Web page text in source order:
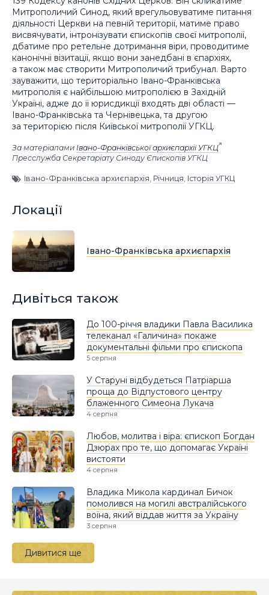
Митрополичий Синод, який врегульовуватиме питання
діяльності Церкви на певній території, матиме право
висвячувати, інтронізувати єпископів своєї митрополії,
дбатиме про ретельне дотримання віри, проводитиме
канонічні візитації, якщо вони занедбані в єпархіях,
а також має створити Митрополичий трибунал. Варто
зауважити, що територіально Івано-Франківська
митрополія є найбільшою митрополією в Західній
Україні, адже до її юрисдикції входять дві області —
Івано-Франківська та Чернівецька, та другою
за територією після Київської митрополії УГКЦ.
За матеріалами Івано-Франківської архиєпархії УГКЦ
Пресслужба Секретаріату Синоду Єпископів УГКЦ
Івано-Франківська архиєпархія, Річниця, Історія УГКЦ
Локації
Івано-Франківська архиєпархія
Дивіться також
До 100-річчя владики Павла Василика
телеканал «Галичина» покаже
документальні фільми про єпископа
5 серпня
У Старуні відбудеться Патріарша
проща до Відпустового центру
блаженного Симеона Лукача
4 серпня
Любов, молитва і віра: єпископ Богдан
Дзюрах про те, що допомагає Україні
вистояти
4 серпня
Владика Микола кардинал Бичок
помолився на могилі австралійського
воїна, який віддав життя за Україну
3 серпня
Дивитися ще